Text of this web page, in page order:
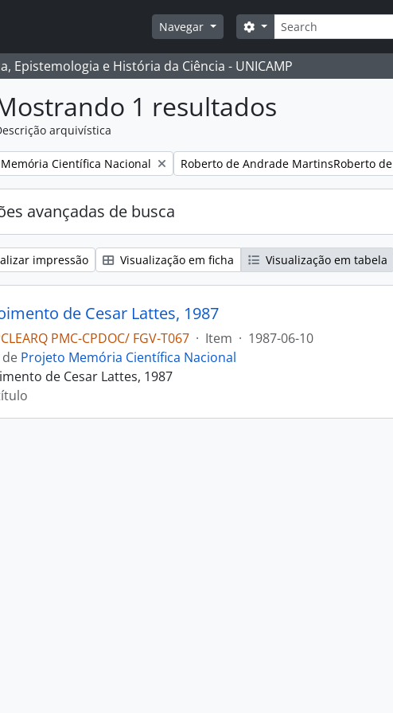
Navegar
Buscar
Opções de busca
Epistemologia e História da Ciência - UNICAMP
1 resultados
arquivística
filtro: Científica Nacional Remover filtro:
Roberto de Andrade MartinsRoberto de
avançadas de busca
impressão Visualização em ficha Visualização em tabela
de Cesar Lattes, 1987
PMC-CPDOC/ FGV-T067 · Item · 1987-06-10
Projeto Memória Científica Nacional
de Cesar Lattes, 1987